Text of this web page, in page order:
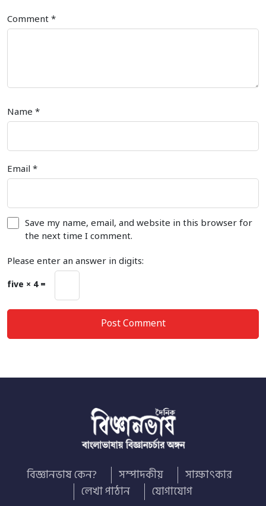
Comment *
Name *
Email *
Save my name, email, and website in this browser for
the next time I comment.
Please enter an answer in digits:
five × 4 =
বিজ্ঞানভাষ কেন? সম্পাদকীয়
সাক্ষাৎকার
লেখা পাঠান
যোগাযোগ